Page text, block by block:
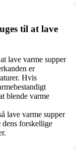
til at lave
lave varme supper
er
Hvis
blende varme
lave varme supper
dens forskellige